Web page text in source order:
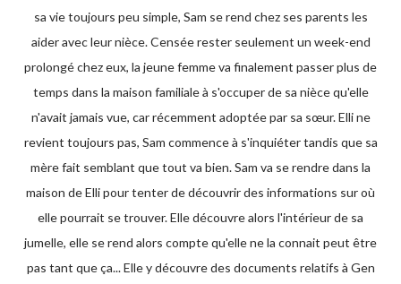
sa vie toujours peu simple, Sam se rend chez ses parents les
aider avec leur nièce. Censée rester seulement un week-end
prolongé chez eux, la jeune femme va finalement passer plus de
temps dans la maison familiale à s'occuper de sa nièce qu'elle
n'avait jamais vue, car récemment adoptée par sa sœur. Elli ne
revient toujours pas, Sam commence à s'inquiéter tandis que sa
mère fait semblant que tout va bien. Sam va se rendre dans la
maison de Elli pour tenter de découvrir des informations sur où
elle pourrait se trouver. Elle découvre alors l'intérieur de sa
jumelle, elle se rend alors compte qu'elle ne la connait peut être
pas tant que ça... Elle y découvre des documents relatifs à Gen